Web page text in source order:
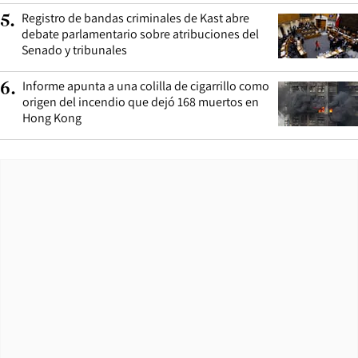
5. Registro de bandas criminales de Kast abre
debate parlamentario sobre atribuciones del
Senado y tribunales
6. Informe apunta a una colilla de cigarrillo como
origen del incendio que dejó 168 muertos en
Hong Kong